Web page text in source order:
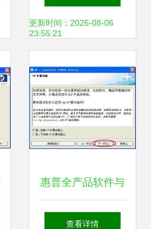
提升制造业运营效
更新时间：2026-08-06
23:55:21
惠普全产品软件与
驱动程序下载指南
查看详情